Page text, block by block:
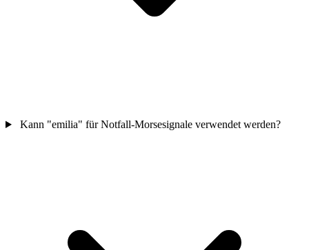
Kann "emilia" für Notfall-Morsesignale verwendet werden?